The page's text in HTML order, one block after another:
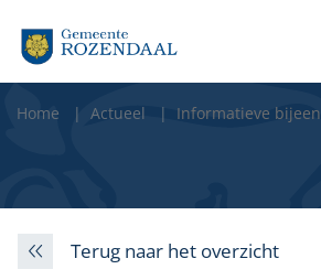
Home Actueel Informatieve bijeenkomst over de toekomst van Rozendaal in 'Het Rhedens' in Rozendaal
Terug naar het overzicht